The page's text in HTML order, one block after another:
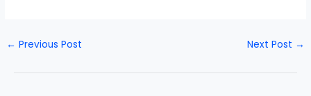
← Previous Post Next Post →